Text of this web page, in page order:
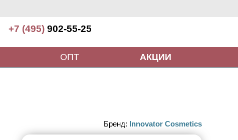
+7 (495) 902-55-25
ОПТ АКЦИИ
Бренд: Innovator Cosmetics